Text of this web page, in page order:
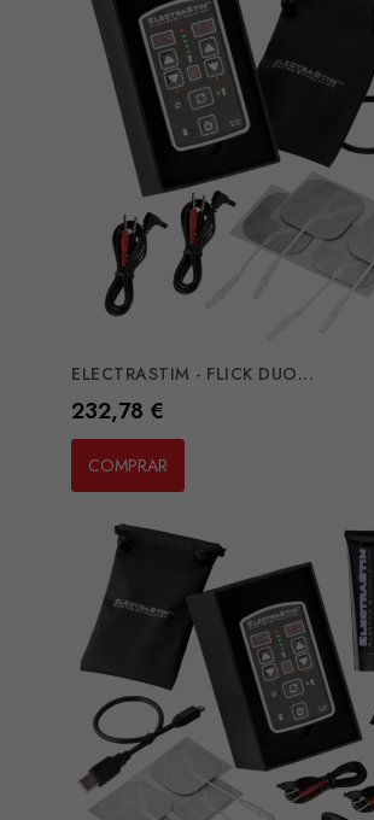
ELECTRASTIM - FLICK DUO...
Preço
232,78 €
COMPRAR